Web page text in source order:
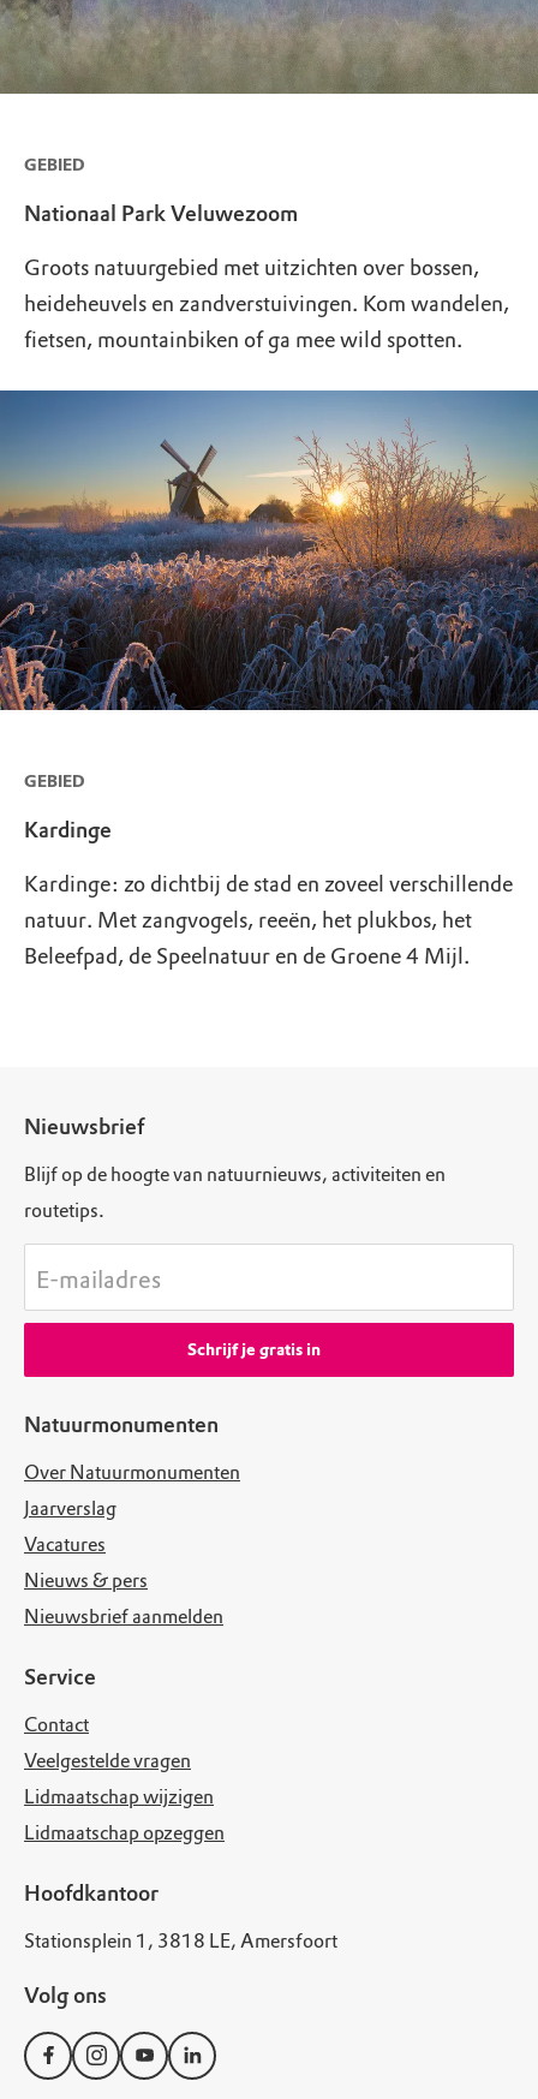
GEBIED
Nationaal Park Veluwezoom
Groots natuurgebied met uitzichten over bossen,
heideheuvels en zandverstuivingen. Kom wandelen,
fietsen, mountainbiken of ga mee wild spotten.
GEBIED
Kardinge
Kardinge: zo dichtbij de stad en zoveel verschillende
natuur. Met zangvogels, reeën, het plukbos, het
Beleefpad, de Speelnatuur en de Groene 4 Mijl.
Natuurmonumenten
Over Natuurmonumenten
Jaarverslag
Vacatures
Nieuws & pers
Nieuwsbrief aanmelden
Service
Contact
Veelgestelde vragen
Lidmaatschap wijzigen
Lidmaatschap opzeggen
Hoofdkantoor
Stationsplein 1, 3818 LE, Amersfoort
Volg ons
Nieuwsbrief
Blijf op de hoogte van natuurnieuws, activiteiten en
routetips.
E-mailadres
Schrijf je gratis in